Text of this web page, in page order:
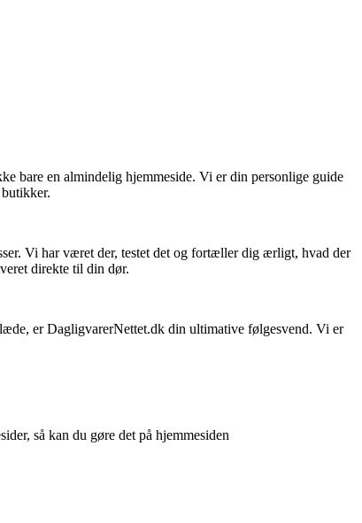
bare en almindelig hjemmeside. Vi er din personlige guide
Vi har været der, testet det og fortæller dig ærligt, hvad der
direkte til din dør.
er DagligvarerNettet.dk din ultimative følgesvend. Vi er
så kan du gøre det på hjemmesiden